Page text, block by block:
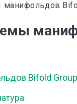
Bifold Group